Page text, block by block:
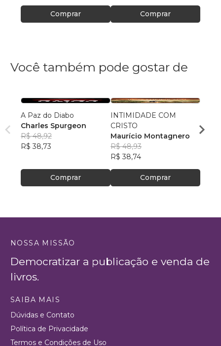
Comprar Comprar
Você também pode gostar de
A Paz do Diabo
Charles Spurgeon
R$ 48,92
R$ 38,73
Comprar
INTIMIDADE COM
CRISTO
Maurício Montagnero
R$ 48,93
R$ 38,74
Comprar
dos
R$
NOSSA MISSÃO
Democratizar a publicação e venda de
livros.
SAIBA MAIS
Dúvidas e Contato
Política de Privacidade
Termos e Condições de Uso